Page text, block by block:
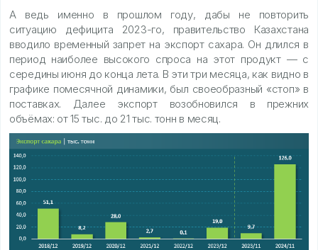
А ведь именно в прошлом году, дабы не повторить
ситуацию дефицита 2023-го, правительство Казахстана
вводило временный запрет на экспорт сахара. Он длился в
период наиболее высокого спроса на этот продукт — с
середины июня до конца лета. В эти три месяца, как видно в
графике помесячной динамики, был своеобразный «стоп» в
поставках. Далее экспорт возобновился в прежних
объёмах: от 15 тыс. до 21 тыс. тонн в месяц.